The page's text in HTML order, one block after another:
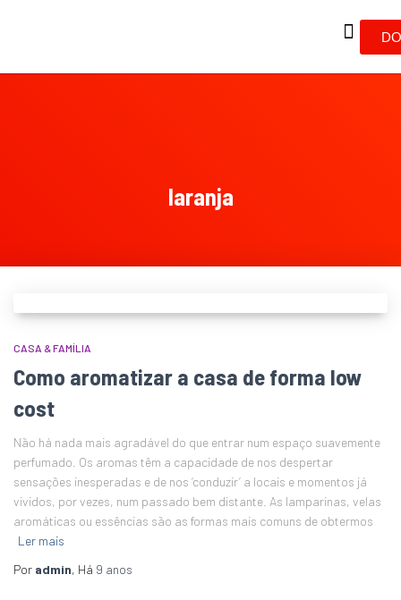
laranja
CASA & FAMÍLIA
Como aromatizar a casa de forma low
cost
Não há nada mais agradável do que entrar num espaço suavemente
perfumado. Os aromas têm a capacidade de nos despertar
sensações inesperadas e de nos ‘conduzir’ a locais e momentos já
vividos, por vezes, num passado bem distante. As lamparinas, velas
aromáticas ou essências são as formas mais comuns de obtermos
Ler mais
Por admin, Há 9 anos